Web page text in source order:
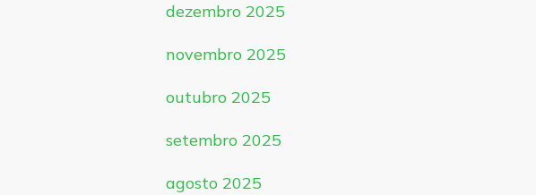
dezembro 2025
novembro 2025
outubro 2025
setembro 2025
agosto 2025